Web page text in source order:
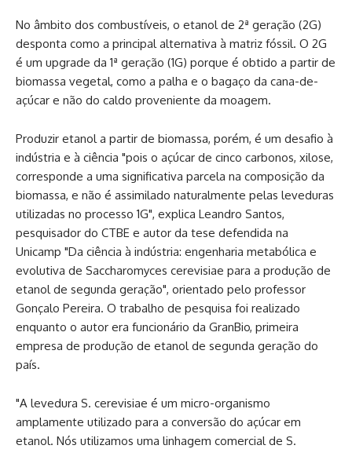
No âmbito dos combustíveis, o etanol de 2ª geração (2G)
desponta como a principal alternativa à matriz fóssil. O 2G
é um upgrade da 1ª geração (1G) porque é obtido a partir de
biomassa vegetal, como a palha e o bagaço da cana-de-
açúcar e não do caldo proveniente da moagem.
Produzir etanol a partir de biomassa, porém, é um desafio à
indústria e à ciência "pois o açúcar de cinco carbonos, xilose,
corresponde a uma significativa parcela na composição da
biomassa, e não é assimilado naturalmente pelas leveduras
utilizadas no processo 1G", explica Leandro Santos,
pesquisador do CTBE e autor da tese defendida na
Unicamp "Da ciência à indústria: engenharia metabólica e
evolutiva de Saccharomyces cerevisiae para a produção de
etanol de segunda geração", orientado pelo professor
Gonçalo Pereira. O trabalho de pesquisa foi realizado
enquanto o autor era funcionário da GranBio, primeira
empresa de produção de etanol de segunda geração do
país.
"A levedura S. cerevisiae é um micro-organismo
amplamente utilizado para a conversão do açúcar em
etanol. Nós utilizamos uma linhagem comercial de S.